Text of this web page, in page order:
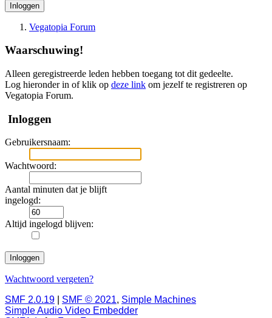
Inloggen
Vegatopia Forum
Waarschuwing!
Alleen geregistreerde leden hebben toegang tot dit gedeelte.
Log hieronder in of klik op deze link om jezelf te registreren op
Vegatopia Forum.
Inloggen
Gebruikersnaam:
Wachtwoord:
Aantal minuten dat je blijft
ingelogd:
Altijd ingelogd blijven:
Wachtwoord vergeten?
SMF 2.0.19
SMF © 2021, Simple Machines
Simple Audio Video Embedder